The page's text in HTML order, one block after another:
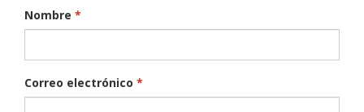
Nombre *
Correo electrónico *